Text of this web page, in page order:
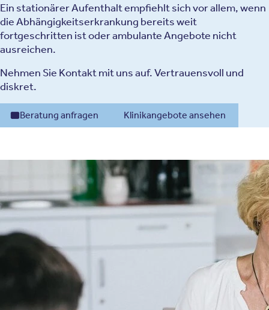
Ein stationärer Aufenthalt empfiehlt sich vor allem, wenn
die Abhängigkeitserkrankung bereits weit
fortgeschritten ist oder ambulante Angebote nicht
ausreichen.
Nehmen Sie Kontakt mit uns auf. Vertrauensvoll und
diskret.
Beratung anfragen Klinikangebote ansehen
Ursachen einer Sucht
Wie eine Abhängigkeit entsteht und was sie im Gehirn und im Leben
der Betroffenen bewirkt
Biologische Veranlagung
Zwillings- und Familienstudien zeigen eine genetische
Veranlagung, die unter anderem das Risiko für
Alkoholabhängigkeit erhöhen kann. Ein einzelnes „Suchtgen"